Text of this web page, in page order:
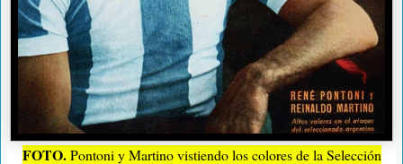
FOTO.Pontoni y Martino vistiendo los colores de la Selección